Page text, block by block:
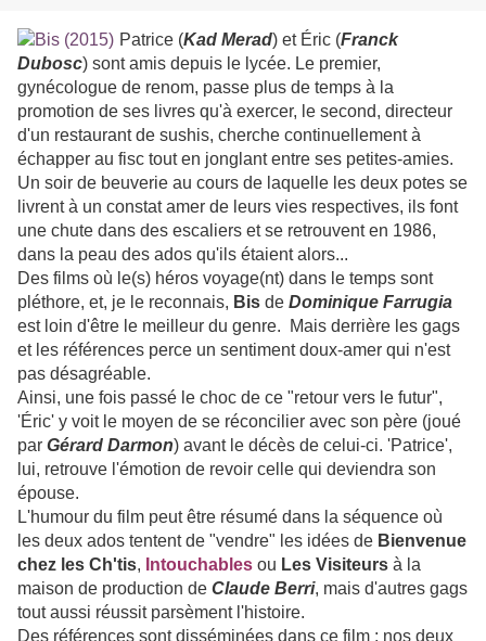
Patrice (Kad Merad) et Éric (Franck
Dubosc) sont amis depuis le lycée. Le premier,
gynécologue de renom, passe plus de temps à la
promotion de ses livres qu'à exercer, le second, directeur
d'un restaurant de sushis, cherche continuellement à
échapper au fisc tout en jonglant entre ses petites-amies.
Un soir de beuverie au cours de laquelle les deux potes se
livrent à un constat amer de leurs vies respectives, ils font
une chute dans des escaliers et se retrouvent en 1986,
dans la peau des ados qu'ils étaient alors...
Des films où le(s) héros voyage(nt) dans le temps sont
pléthore, et, je le reconnais, Bis de Dominique Farrugia
est loin d'être le meilleur du genre. Mais derrière les gags
et les références perce un sentiment doux-amer qui n'est
pas désagréable.
Ainsi, une fois passé le choc de ce "retour vers le futur",
'Éric' y voit le moyen de se réconcilier avec son père (joué
par Gérard Darmon) avant le décès de celui-ci. 'Patrice',
lui, retrouve l'émotion de revoir celle qui deviendra son
épouse.
L'humour du film peut être résumé dans la séquence où
les deux ados tentent de "vendre" les idées de Bienvenue
chez les Ch'tis, Intouchables ou Les Visiteurs à la
maison de production de Claude Berri, mais d'autres gags
tout aussi réussit parsèment l'histoire.
Des références sont disséminées dans ce film : nos deux